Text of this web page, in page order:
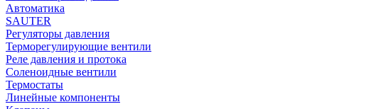
Автоматика
SAUTER
Регуляторы давления
Терморегулирующие вентили
Реле давления и протока
Соленоидные вентили
Термостаты
Линейные компоненты